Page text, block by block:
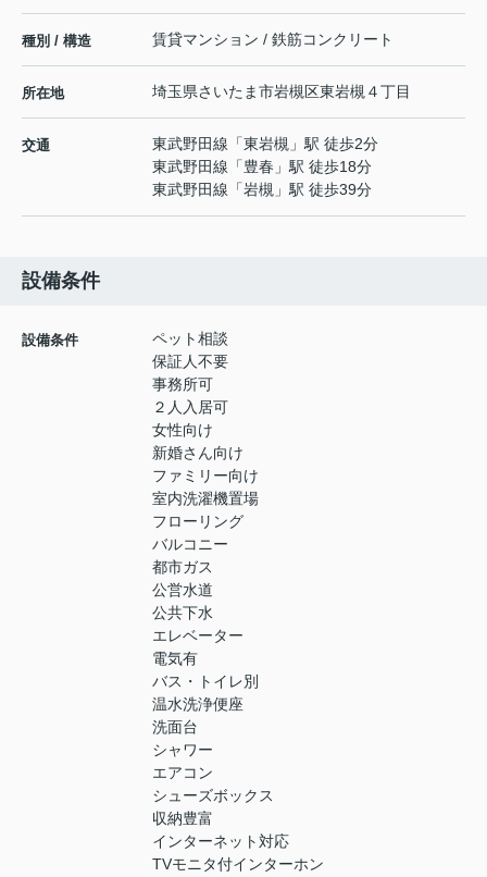
種別 / 構造 賃貸マンション / 鉄筋コンクリート
所在地 埼玉県さいたま市岩槻区東岩槻４丁目
交通 東武野田線 「東岩槻 」駅 徒歩2分
東武野田線 「豊春 」駅 徒歩18分
東武野田線 「岩槻 」駅 徒歩39分
設備条件
設備条件
ペット相談
保証人不要
事務所可
２人入居可
女性向け
新婚さん向け
ファミリー向け
室内洗濯機置場
フローリング
バルコニー
都市ガス
公営水道
公共下水
エレベーター
電気有
バス・トイレ別
温水洗浄便座
洗面台
シャワー
エアコン
シューズボックス
収納豊富
インターネット対応
TVモニタ付インターホン